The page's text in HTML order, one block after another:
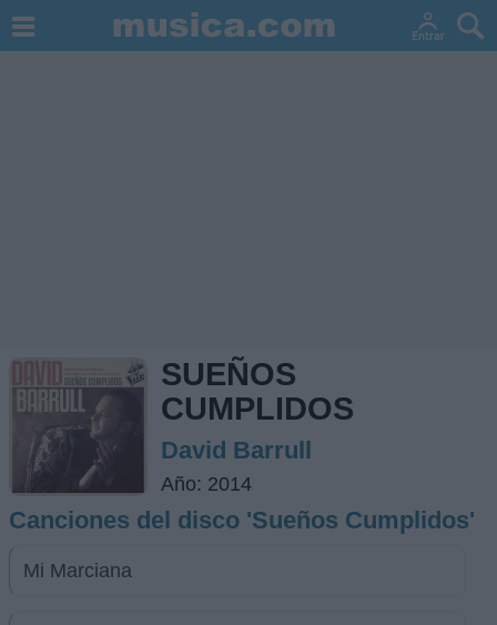
SUEÑOS
CUMPLIDOS
David Barrull
Año: 2014
Canciones del disco 'Sueños Cumplidos'
Mi Marciana